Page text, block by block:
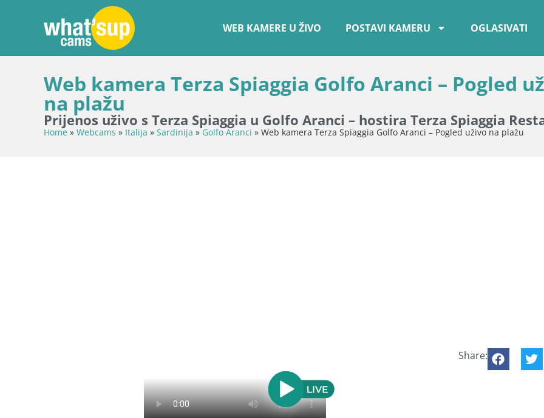
WEB KAMERE U ŽIVO POSTAVI KAMERU OGLASIVATI
Web kamera Terza Spiaggia Golfo Aranci – Pogled
na plažu
Prijenos uživo s Terza Spiaggia u Golfo Aranci – hostira Terza Spiaggia
Home » Webcams » Italija » Sardinija »Golfo Aranci » Web kamera Terza Spiaggia Golfo Aranci – Pogled uživo na plažu
Share: